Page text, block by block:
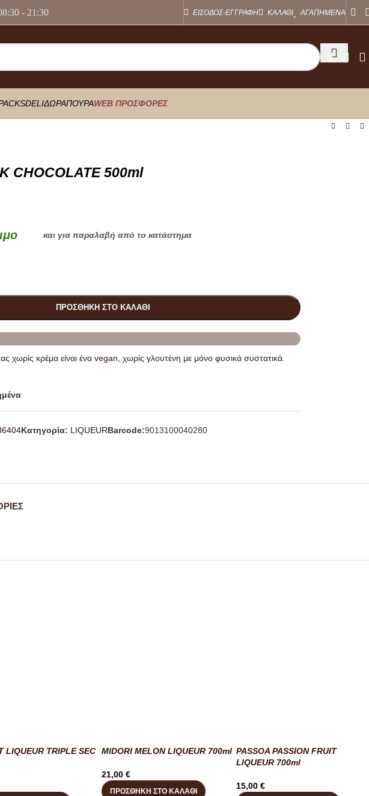
- 21:30 ΕΙΣΟΔΟΣ-ΕΓΓΡΑΦΗ ΚΑΛΑΘΙ ΑΓΑΠΗΜΕΝΑ
DELIΔΩΡΑΠΟΥΡΑWEB ΠΡΟΣΦΟΡΕΣ
CHOCOLATE 500ml
και για παραλαβή από το κατάστημα
ΠΡΟΣΘΉΚΗ ΣΤΟ ΚΑΛΆΘΙ
χωρίς κρέμα είναι ένα vegan, χωρίς γλουτένη με μόνο φυσικά συστατικά.
Κατηγορία: LIQUEURBarcode:9013100040280
LIQUEUR TRIPLE SEC
MIDORI MELON LIQUEUR 700ml
21,00 €
ΠΡΟΣΘΉΚΗ ΣΤΟ ΚΑΛΆΘΙ
PASSOA PASSION FRUIT
LIQUEUR 700ml
15,00 €